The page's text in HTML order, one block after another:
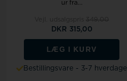
ur fra...
DKR 315,00
LÆG I KURV
Bestillingsvare - 3-7 hverdage